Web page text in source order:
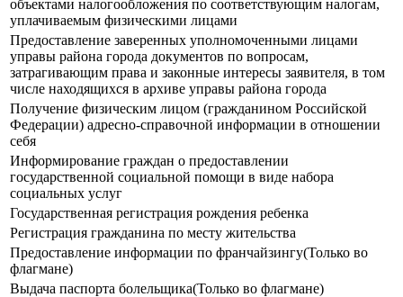
объектами налогообложения по соответствующим налогам,
уплачиваемым физическими лицами
Предоставление заверенных уполномоченными лицами
управы района города документов по вопросам,
затрагивающим права и законные интересы заявителя, в том
числе находящихся в архиве управы района города
Получение физическим лицом (гражданином Российской
Федерации) адресно-справочной информации в отношении
себя
Информирование граждан о предоставлении
государственной социальной помощи в виде набора
социальных услуг
Государственная регистрация рождения ребенка
Регистрация гражданина по месту жительства
Предоставление информации по франчайзингу(Только во
флагмане)
Выдача паспорта болельщика(Только во флагмане)